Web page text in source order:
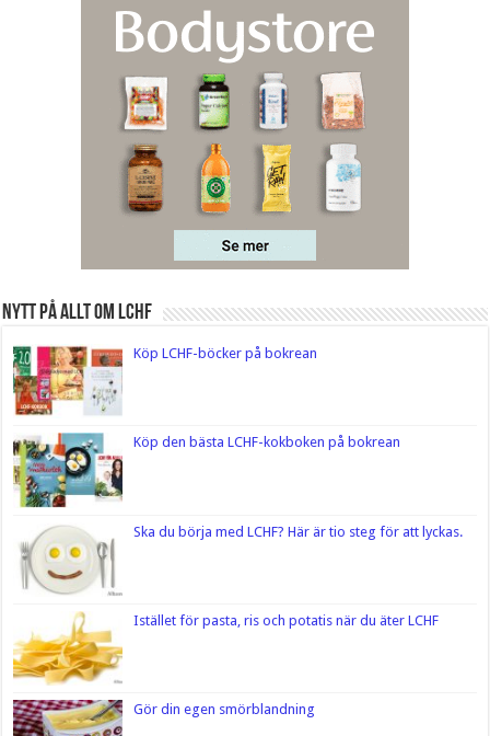
Nytt på Allt om LCHF
Köp LCHF-böcker på bokrean
Köp den bästa LCHF-kokboken på bokrean
Ska du börja med LCHF? Här är tio steg för att lyckas.
Istället för pasta, ris och potatis när du äter LCHF
Gör din egen smörblandning